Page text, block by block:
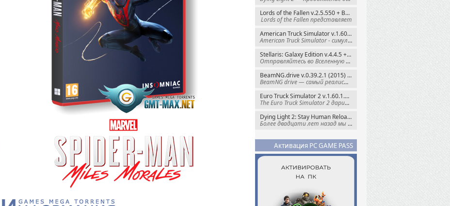
Lords of the Fallen v.2.5.550 + Все DLC (2023) Пиратка
Lords of the Fallen представляет
American Truck Simulator v.1.60.1.8s + Все DLC (2016) Пиратка
American Truck Simulator - симулятор
Stellaris: Galaxy Edition v.4.4.5 + Все DLC (2016) Пиратка
Отправляйтесь во Вселенную полную чудес и
BeamNG.drive v.0.39.2.1 (2015) RePack
BeamNG drive — самый реалистичный
Euro Truck Simulator 2 v.1.60.1.7s + Все DLC (2012) Пиратка
The Euro Truck Simulator 2 дарит вам опыт
Dying Light 2: Stay Human Reloaded Edition v.1.28.3 + Все DLC (2022) RePack
Более двадцати лет назад мы пытались
Активация PC GAME PASS